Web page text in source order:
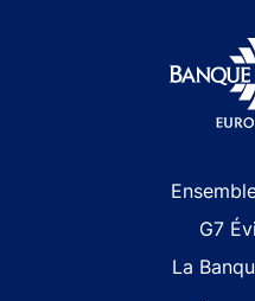
G7
La